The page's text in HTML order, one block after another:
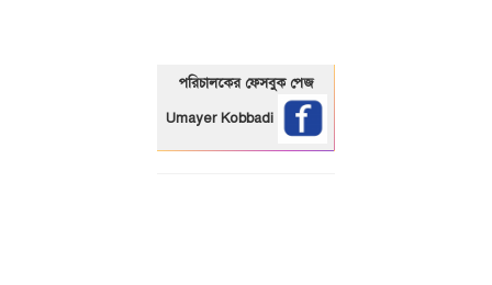
পরিচালকের ফেসবুক পেজ
Umayer Kobbadi